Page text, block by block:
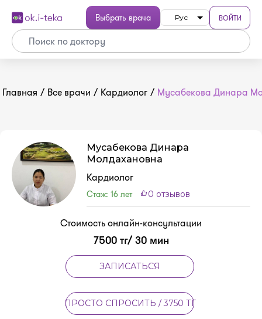
Выбрать врача Рус ВОЙТИ
Главная / Все врачи / Кардиолог / Мусабекова Динара
Мусабекова Динара
Молдахановна
Кардиолог
Стаж: 16 лет 0 отзывов
Стоимость онлайн-консультации
7500 тг/ 30 мин
ЗАПИСАТЬСЯ
ПРОСТО СПРОСИТЬ / 3750 ТГ